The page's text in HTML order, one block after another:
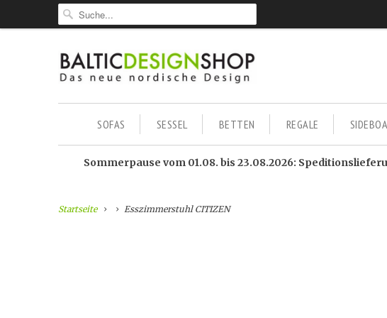
SOFAS SESSEL BETTEN REGALE
Sommerpause vom 01.08. bis 23.08.2026:
Startseite Esszimmerstuhl CITIZEN